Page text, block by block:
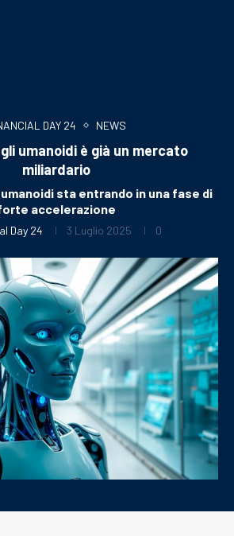
DAY 24 NEWS
umanoidi è già un mercato
miliardario
sta entrando in una fase di
accelerazione
Day 24 3 Luglio 2025 0